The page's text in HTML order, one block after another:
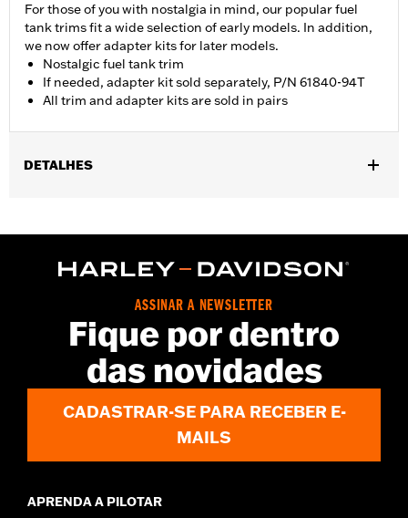
For those of you with nostalgia in mind, our popular fuel
tank trims fit a wide selection of early models. In addition,
we now offer adapter kits for later models.
Nostalgic fuel tank trim
If needed, adapter kit sold separately, P/N 61840-94T
All trim and adapter kits are sold in pairs
DETALHES
WARRANTY:1 year limited warranty – Go towww.h-
ASSINAR A NEWSLETTER
Fique por dentro
das novidades
CADASTRAR-SE PARA RECEBER E-
MAILS
APRENDA A PILOTAR